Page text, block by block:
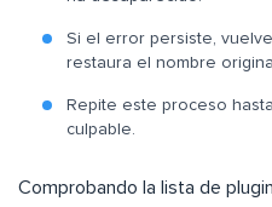
Si el error persiste,
restaura el nombre
Repite este proceso
culpable.
Comprobando la lista de